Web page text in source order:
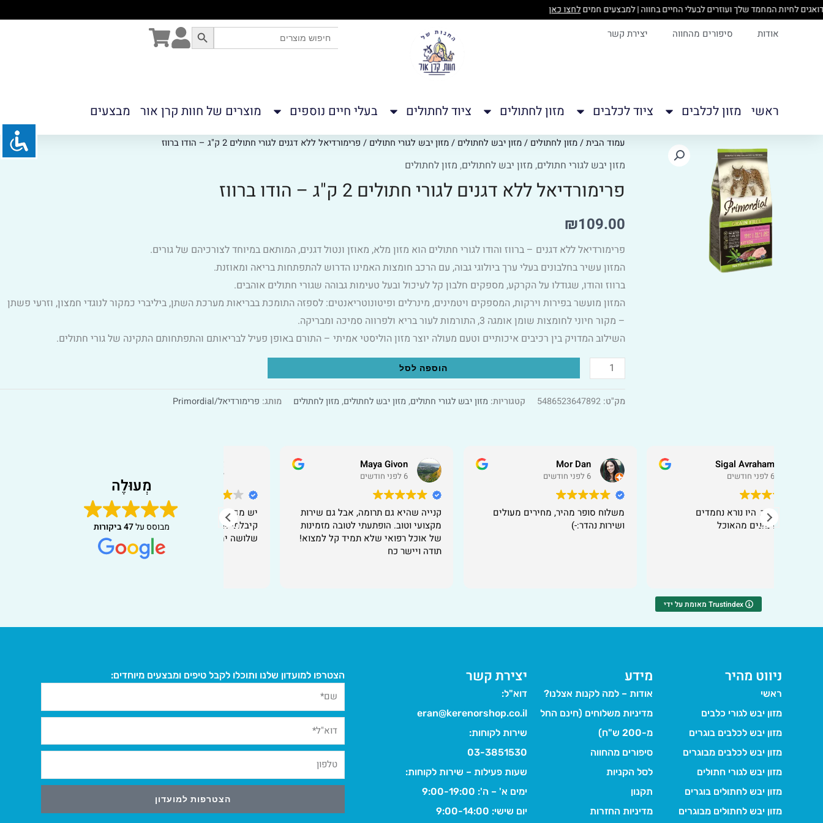
דילוג
לחצו כאן
אודות סיפורים מהחווה יצירת קשר Search
for:
SEARCH BUTTON
ראשי מזון לכלבים ציוד לכלבים מזון לחתולים ציוד לחתולים בעלי חיים נוספים מוצרים של חוות קרן אור מבצעים
עמוד הבית/מזון לחתולים /מזון יבש לחתולים /מזון יבש לגורי חתולים / פרימורדיאל ללא דגנים לגורי חתולים 2 ק"ג – הודו ברווז
מזון יבש לגורי חתולים, מזון יבש לחתולים, מזון לחתולים
פרימורדיאל ללא דגנים לגורי חתולים 2 ק"ג – הודו ברווז
₪109.00
פרימורדיאל ללא דגנים – ברווז והודו לגורי חתולים הוא מזון מלא, מאוזן ונטול דגנים, המותאם במיוחד לצורכיהם של גורים.
המזון עשיר בחלבונים בעלי ערך ביולוגי גבוה, עם הרכב חומצות האמינו הדרוש להתפתחות בריאה ומאוזנת.
ברווז והודו, שגודלו על הקרקע, מספקים חלבון קל לעיכול ובעל טעימות גבוהה שגורי חתולים אוהבים.
המזון מועשר בפירות וירקות, המספקים ויטמינים, מינרלים ופיטונוטריאנטים: לספזה התומכת בבריאות מערכת השתן, ביליברי כמקור לנוגדי חמצון, וזרעי פשתן
– מקור חיוני לחומצות שומן אומגה 3, התורמות לעור בריא ולפרווה סמיכה ומבריקה.
השילוב המדויק בין רכיבים איכותיים וטעם מעולה יוצר מזון הוליסטי אמיתי – התורם באופן פעיל לבריאותם והתפתחותם התקינה של גורי חתולים.
כמות
של
ללא
לגורי
חתולים
2
ק"ג
–
הודו
ברווז
הוספה לסל
מק"ט: 5486523647892 קטגוריות: מזון יבש לגורי חתולים, מזון יבש לחתולים, מזון לחתולים מותג: פרימורדיאל/Primordial
מְעוּלֶה
מבוסס על47 ביקורות
קל מאד להתמצא בחנות אונליין. מצאתי
מה שאני צריכה והזמנתי. קיבלתי את
החבילות בזמן. הכל הגיע כמו שמצופה.
אני מאד מרוצה ,וגם שמחה שבאותה
מהחנות.
אילה דורצבכר
יש מקום לשיפור בזמן המשלוח...
קיבלתי את השק לאחר שבוע ולא לאחר
שלושה ימים.
Maya Givon
קנייה שהיא גם תרומה, אבל גם שירות
מקצועי וטוב. הופתעתי לטובה מזמינות
של אוכל רפואי שלא תמיד קל למצוא!
Mor Dan
משלוח סופר מהיר, מחירים מעולים
ושירות נהדר:-)
מאומת על ידי Trustindex
ניווט מהיר
ראשי
מזון יבש לגורי כלבים
מזון יבש לכלבים בוגרים
מזון יבש לכלבים מבוגרים
מזון יבש לגורי חתולים
מזון יבש לחתולים בוגרים
מזון יבש לחתולים מבוגרים
מידע
אודות – למה לקנות אצלנו?
מדיניות משלוחים (חינם החל
מ-200 ש"ח)
סיפורים מהחווה
לסל הקניות
תקנון
מדיניות החזרות
יצירת קשר
דוא"ל:
eran@kerenorshop.co.il
שירות לקוחות:
03-3851530
שעות פעילות – שירות לקוחות:
ימים א' – ה': 9:00-19:00
יום שישי: 9:00-14:00
הצטרפו למועדון שלנו ותוכלו לקבל טיפים ומבצעים מיוחדים:
הצטרפות למועדון